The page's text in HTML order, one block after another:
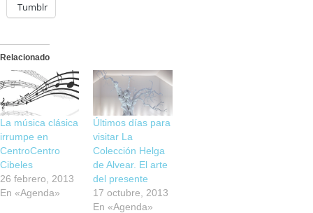
Tumblr
Relacionado
La música clásica
irrumpe en
CentroCentro
Cibeles
26 febrero, 2013
En «Agenda»
Últimos días para
visitar La
Colección Helga
de Alvear. El arte
del presente
17 octubre, 2013
En «Agenda»